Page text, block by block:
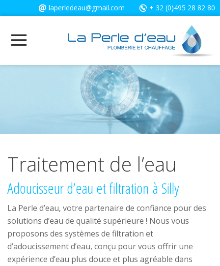
+ 32 (0)495 28 82 80
laperledeau@gmail.com
Traitement de l’eau
Adoucisseur d’eau et filtration à Silly
La Perle d’eau, votre partenaire de confiance pour des
solutions d’eau de qualité supérieure ! Nous vous
proposons des systèmes de filtration et
d’adoucissement d’eau, conçu pour vous offrir une
expérience d’eau plus douce et plus agréable dans
Cookies management panel